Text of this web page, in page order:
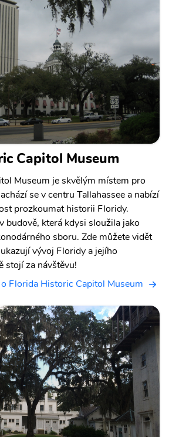
Capitol Museum
Museum je skvělým místem pro
se v centru Tallahassee a nabízí
prozkoumat historii Floridy.
budově, která kdysi sloužila jako
sboru. Zde můžete vidět
vývoj Floridy a jejího
stojí za návštěvu!
Florida Historic Capitol Museum